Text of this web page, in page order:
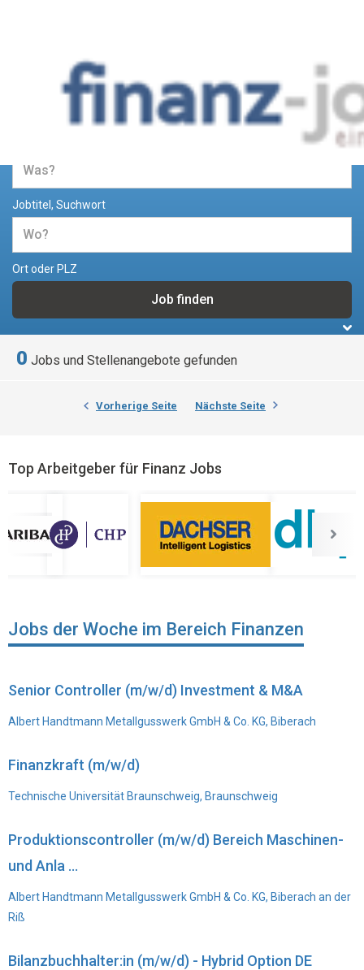
Jobs und Stellenangebote im
Bereich Finanzen
Jobtitel, Suchwort
Ort oder PLZ
0 Jobs und Stellenangebote gefunden
Vorherige Seite Nächste Seite
Top Arbeitgeber für Finanz Jobs
Jobs der Woche im Bereich Finanzen
Senior Controller (m/w/d) Investment & M&A
Albert Handtmann Metallgusswerk GmbH & Co. KG, Biberach
Finanzkraft (m/w/d)
Technische Universität Braunschweig, Braunschweig
Produktionscontroller (m/w/d) Bereich Maschinen-
und Anla ...
Albert Handtmann Metallgusswerk GmbH & Co. KG, Biberach an der
Riß
Bilanzbuchhalter:in (m/w/d) - Hybrid Option DE